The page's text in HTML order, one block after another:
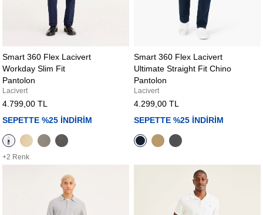
+2 Renk
Smart 360 Flex Lacivert
Workday Slim Fit
Pantolon
Lacivert
4.799,00 TL
SEPETTE %25 İNDİRİM
Smart 360 Flex Lacivert
Ultimate Straight Fit Chino
Pantolon
Lacivert
4.299,00 TL
SEPETTE %25 İNDİRİM